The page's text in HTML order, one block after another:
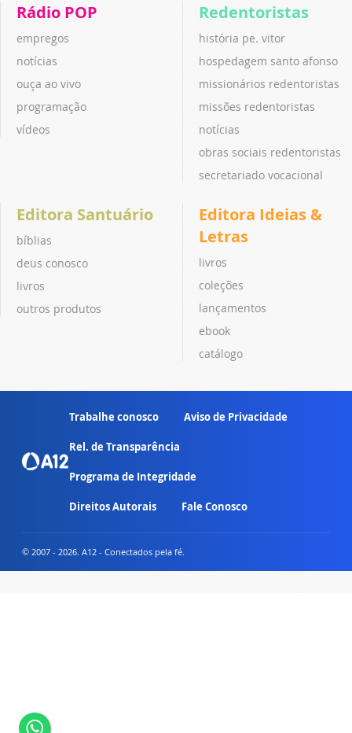
Rádio POP
empregos
notícias
ouça ao vivo
programação
vídeos
Redentoristas
história pe. vitor
hospedagem santo afonso
missionários redentoristas
missões redentoristas
notícias
obras sociais redentoristas
secretariado vocacional
Editora Santuário
bíblias
deus conosco
livros
outros produtos
Editora Ideias &
Letras
livros
coleções
lançamentos
ebook
catálogo
Trabalhe conosco Aviso de Privacidade
Rel. de Transparência
Programa de Integridade
Direitos Autorais Fale Conosco
© 2007 - 2026. A12 - Conectados pela fé.